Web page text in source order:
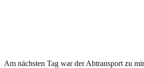
Am nächsten Tag war der Abtransport zu